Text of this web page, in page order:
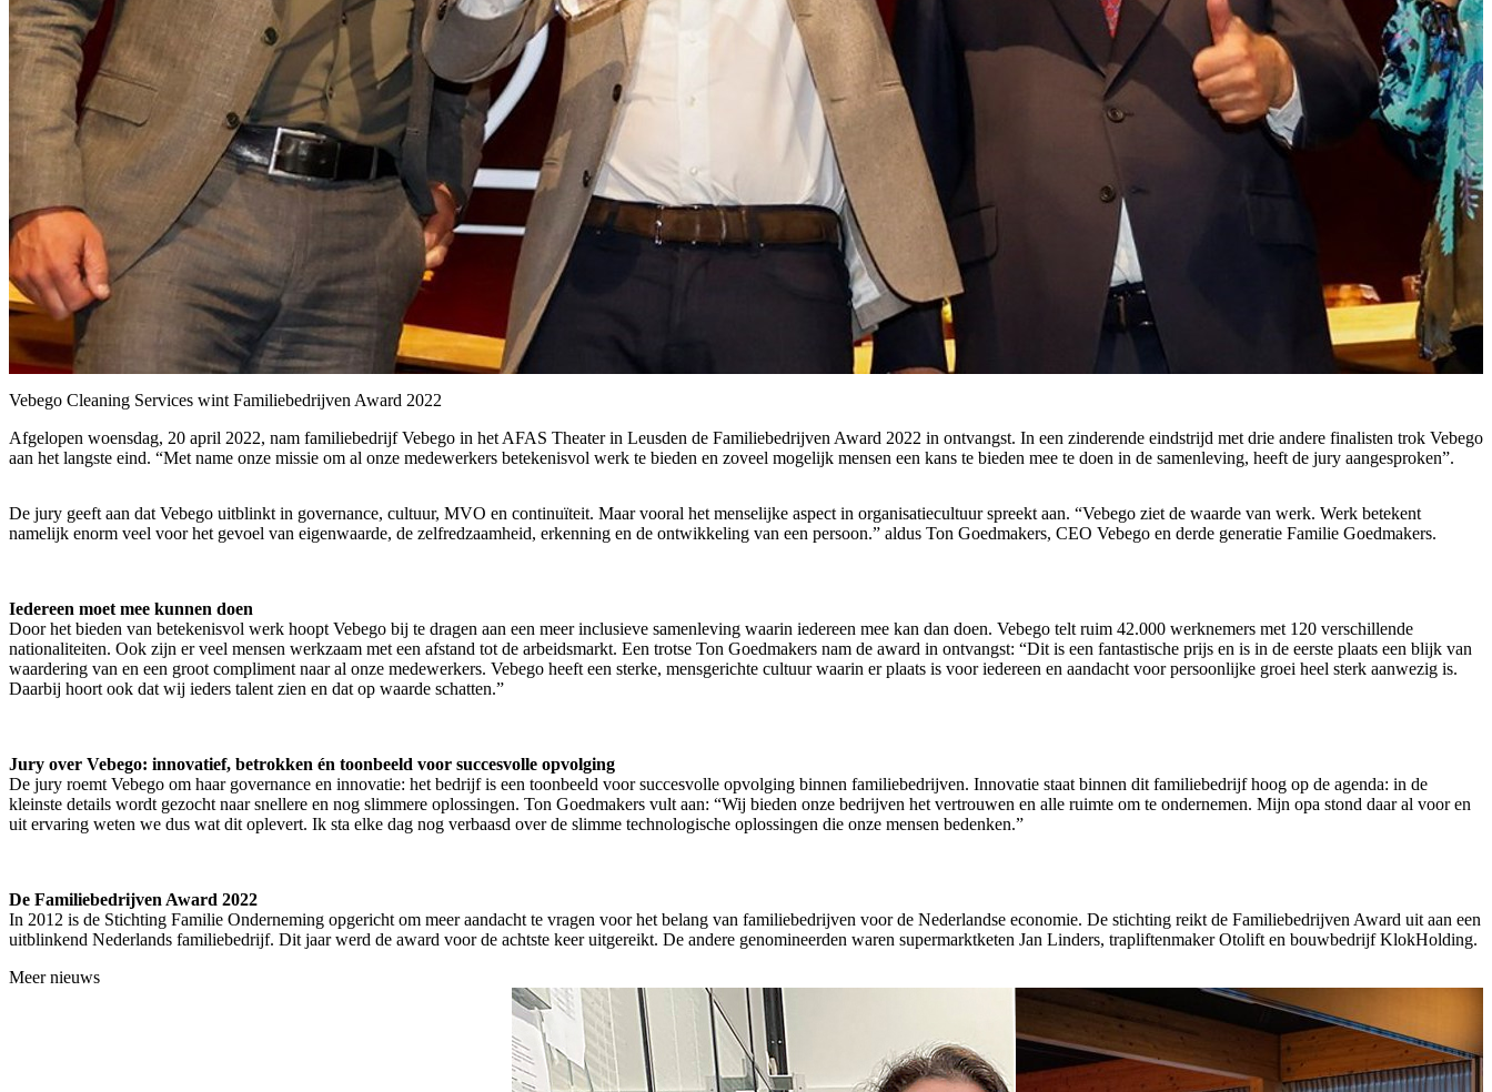
Vebego Cleaning Services wint Familiebedrijven Award 2022
Afgelopen woensdag, 20 april 2022, nam familiebedrijf Vebego in het AFAS Theater in Leusden de Familiebedrijven Award 2022 in ontvangst. In een zinderende eindstrijd met drie andere finalisten trok Vebego
aan het langste eind. “Met name onze missie om al onze medewerkers betekenisvol werk te bieden en zoveel mogelijk mensen een kans te bieden mee te doen in de samenleving, heeft de jury aangesproken”.
De jury geeft aan dat Vebego uitblinkt in governance, cultuur, MVO en continuïteit. Maar vooral het menselijke aspect in organisatiecultuur spreekt aan. “Vebego ziet de waarde van werk. Werk betekent
namelijk enorm veel voor het gevoel van eigenwaarde, de zelfredzaamheid, erkenning en de ontwikkeling van een persoon.” aldus Ton Goedmakers, CEO Vebego en derde generatie Familie Goedmakers.
Iedereen moet mee kunnen doen
Door het bieden van betekenisvol werk hoopt Vebego bij te dragen aan een meer inclusieve samenleving waarin iedereen mee kan dan doen. Vebego telt ruim 42.000 werknemers met 120 verschillende
nationaliteiten. Ook zijn er veel mensen werkzaam met een afstand tot de arbeidsmarkt. Een trotse Ton Goedmakers nam de award in ontvangst: “Dit is een fantastische prijs en is in de eerste plaats een blijk van
waardering van en een groot compliment naar al onze medewerkers. Vebego heeft een sterke, mensgerichte cultuur waarin er plaats is voor iedereen en aandacht voor persoonlijke groei heel sterk aanwezig is.
Daarbij hoort ook dat wij ieders talent zien en dat op waarde schatten.”
Jury over Vebego: innovatief, betrokken én toonbeeld voor succesvolle opvolging
De jury roemt Vebego om haar governance en innovatie: het bedrijf is een toonbeeld voor succesvolle opvolging binnen familiebedrijven. Innovatie staat binnen dit familiebedrijf hoog op de agenda: in de
kleinste details wordt gezocht naar snellere en nog slimmere oplossingen. Ton Goedmakers vult aan: “Wij bieden onze bedrijven het vertrouwen en alle ruimte om te ondernemen. Mijn opa stond daar al voor en
uit ervaring weten we dus wat dit oplevert. Ik sta elke dag nog verbaasd over de slimme technologische oplossingen die onze mensen bedenken.”
De Familiebedrijven Award 2022
In 2012 is de Stichting Familie Onderneming opgericht om meer aandacht te vragen voor het belang van familiebedrijven voor de Nederlandse economie. De stichting reikt de Familiebedrijven Award uit aan een
uitblinkend Nederlands familiebedrijf. Dit jaar werd de award voor de achtste keer uitgereikt. De andere genomineerden waren supermarktketen Jan Linders, trapliftenmaker Otolift en bouwbedrijf KlokHolding.
Meer nieuws